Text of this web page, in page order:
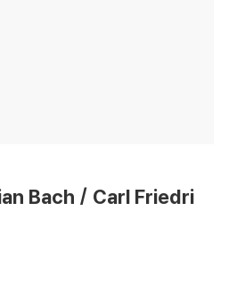
Bach / Carl Friedri